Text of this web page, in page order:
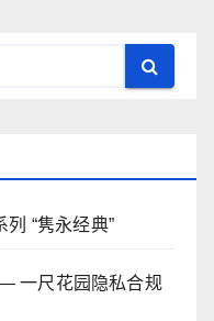
“隽永经典”
一尺花园隐私合规